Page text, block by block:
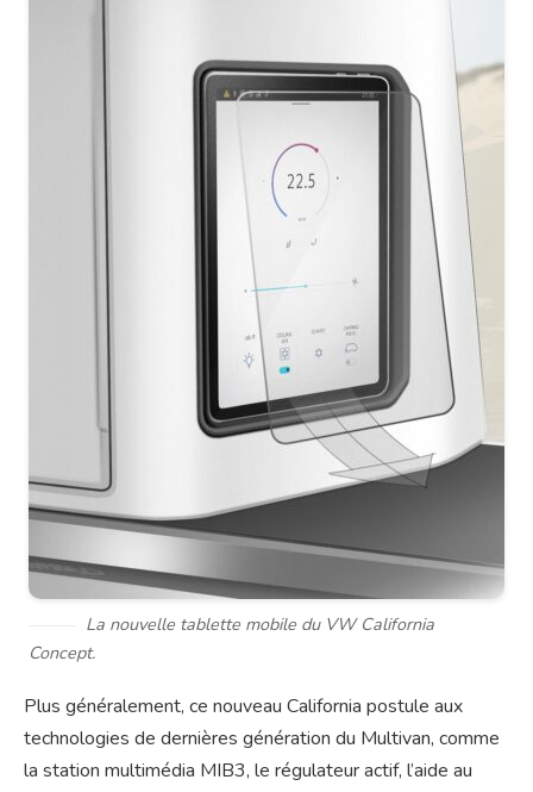
La nouvelle tablette mobile du VW California
Concept.
Plus généralement, ce nouveau California postule aux
technologies de dernières génération du Multivan, comme
la station multimédia MIB3, le régulateur actif, l’aide au